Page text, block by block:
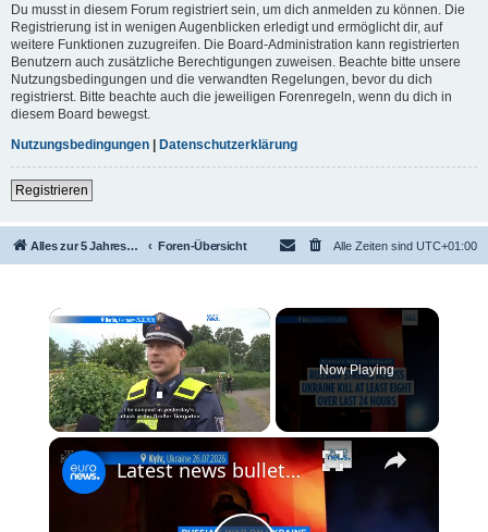
Du musst in diesem Forum registriert sein, um dich anmelden zu können. Die
Registrierung ist in wenigen Augenblicken erledigt und ermöglicht dir, auf
weitere Funktionen zuzugreifen. Die Board-Administration kann registrierten
Benutzern auch zusätzliche Berechtigungen zuweisen. Beachte bitte unsere
Nutzungsbedingungen und die verwandten Regelungen, bevor du dich
registrierst. Bitte beachte auch die jeweiligen Forenregeln, wenn du dich in
diesem Board bewegst.
Nutzungsbedingungen | Datenschutzerklärung
Registrieren
Alles zur 5 Jahreswertung / Tabelle der UEFA mit vielen Statistiken. Foren-Übersicht Alle Zeiten sind UTC+01:00
×
Now Playing
×
Latest news bulletin | July 27th, 2026 – Morning